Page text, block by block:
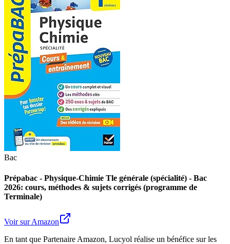
Bac
Prépabac - Physique-Chimie Tle générale (spécialité) - Bac
2026: cours, méthodes & sujets corrigés (programme de
Terminale)
Voir sur Amazon
En tant que Partenaire Amazon, Lucyol réalise un bénéfice sur les